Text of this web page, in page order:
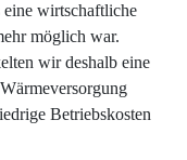
wirtschaftliche
möglich war.
wir deshalb eine
Betriebskosten